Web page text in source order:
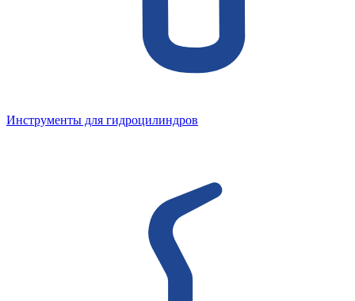
Инструменты для гидроцилиндров